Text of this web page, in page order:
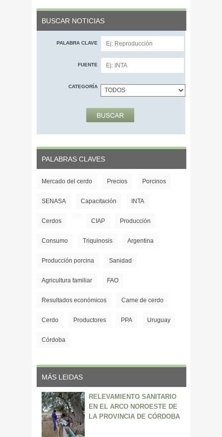
BUSCAR NOTICIAS
PALABRA CLAVE
FUENTE
CATEGORÍA
PALABRAS CLAVES
Mercado del cerdo Precios Porcinos
SENASA Capacitación INTA
Cerdos CIAP Producción
Consumo Triquinosis Argentina
Producción porcina Sanidad
Agricultura familiar FAO
Resultados económicos Carne de cerdo
Cerdo Productores PPA Uruguay
Córdoba
MÁS LEIDAS
RELEVAMIENTO SANITARIO
EN EL ARCO NOROESTE DE
LA PROVINCIA DE CÓRDOBA